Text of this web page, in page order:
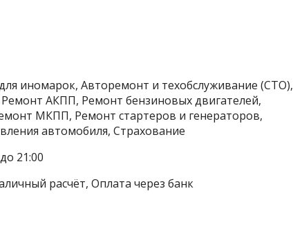
иномарок, Авторемонт и техобслуживание (СТО),
АКПП, Ремонт бензиновых двигателей,
МКПП, Ремонт стартеров и генераторов,
автомобиля, Страхование
21:00
расчёт, Оплата через банк